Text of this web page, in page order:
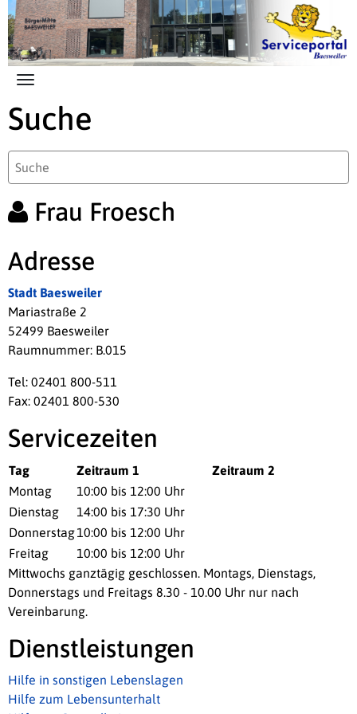
Zum Hauptinhalt springen
Suche
Frau Froesch
Adresse
Stadt Baesweiler
Mariastraße 2
52499 Baesweiler
Raumnummer: B.015
Tel: 02401 800-511
Fax: 02401 800-530
Servicezeiten
Tag Zeitraum 1
Zeitraum 2
Montag
10:00 bis 12:00 Uhr
Dienstag
14:00 bis 17:30 Uhr
Donnerstag10:00 bis 12:00 Uhr
Freitag
10:00 bis 12:00 Uhr
Mittwochs ganztägig geschlossen. Montags, Dienstags,
Donnerstags und Freitags 8.30 - 10.00 Uhr nur nach
Vereinbarung.
Dienstleistungen
Hilfe in sonstigen Lebenslagen
Hilfe zum Lebensunterhalt